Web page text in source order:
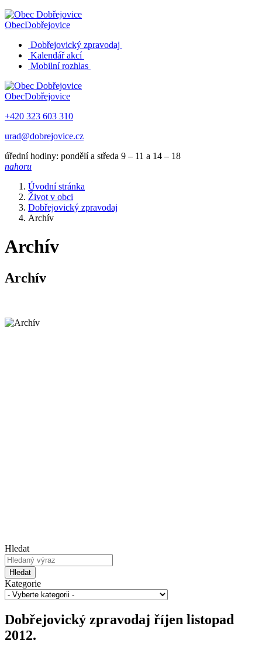
ObecDobřejovice
Dobřejovický zpravodaj
Kalendář akcí
Mobilní rozhlas
ObecDobřejovice
+420 323 603 310
urad@dobrejovice.cz
úřední hodiny: pondělí a středa 9 – 11 a 14 – 18
nahoru
Úvodní stránka
Život v obci
Dobřejovický zpravodaj
Archív
Archív
Archív
Hledat
Hledat
Kategorie
Dobřejovický zpravodaj říjen listopad
2012.